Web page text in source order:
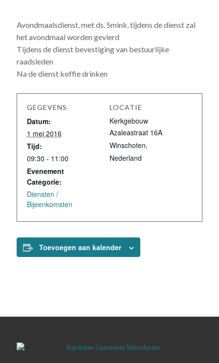
Avondmaalsdienst, met ds. Smink, tijdens de dienst zal
het avondmaal worden gevierd
Tijdens de dienst bevestiging van bestuurlijke
raadsleden
Na de dienst koffie drinken
GEGEVENS
Datum:
1 mei 2016
Tijd:
09:30 - 11:00
Evenement
Categorie:
Diensten /
Bijeenkomsten
LOCATIE
Kerkgebouw
Azaleastraat 16A
Winschoten,
Nederland
Toevoegen aan kalender